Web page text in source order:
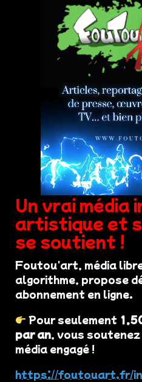
Un vrai média
artistique et
se soutient !
Foutou'art, média
algorithme, propose
abonnement en ligne.
Pour seulement
par an, vous
média engagé !
https://foutouart.fr/